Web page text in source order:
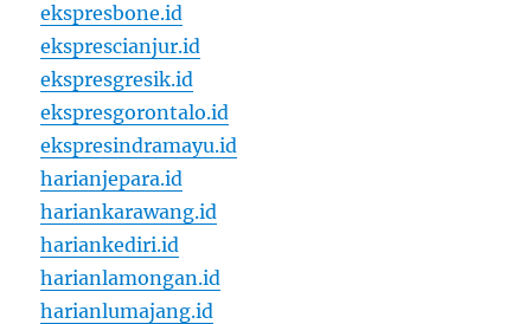
ekspresbone.id
eksprescianjur.id
ekspresgresik.id
ekspresgorontalo.id
ekspresindramayu.id
harianjepara.id
hariankarawang.id
hariankediri.id
harianlamongan.id
harianlumajang.id